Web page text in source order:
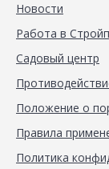
Новости
Работа в
Садовый центр
Положение о
Правила
Политика